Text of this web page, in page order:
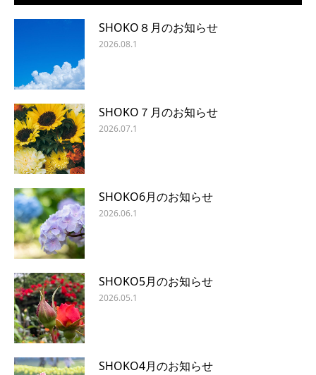
SHOKO８月のお知らせ
2026.08.1
SHOKO７月のお知らせ
2026.07.1
SHOKO6月のお知らせ
2026.06.1
SHOKO5月のお知らせ
2026.05.1
SHOKO4月のお知らせ